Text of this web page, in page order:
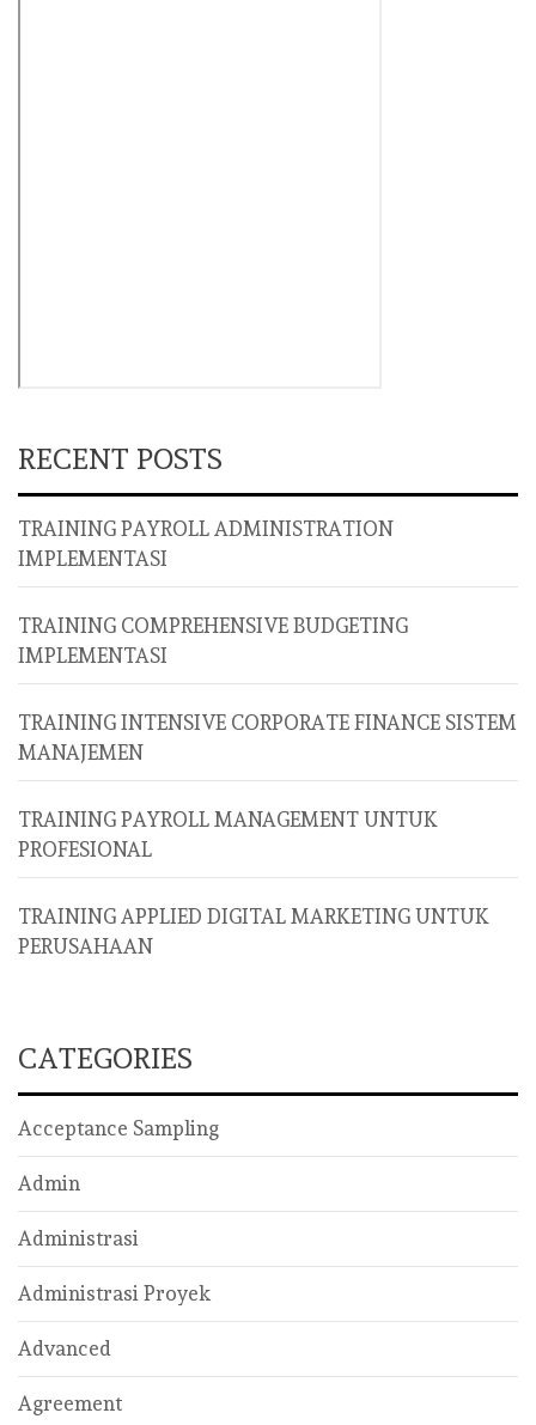
RECENT POSTS
TRAINING PAYROLL ADMINISTRATION
IMPLEMENTASI
TRAINING COMPREHENSIVE BUDGETING
IMPLEMENTASI
TRAINING INTENSIVE CORPORATE FINANCE SISTEM
MANAJEMEN
TRAINING PAYROLL MANAGEMENT UNTUK
PROFESIONAL
TRAINING APPLIED DIGITAL MARKETING UNTUK
PERUSAHAAN
CATEGORIES
Acceptance Sampling
Admin
Administrasi
Administrasi Proyek
Advanced
Agreement